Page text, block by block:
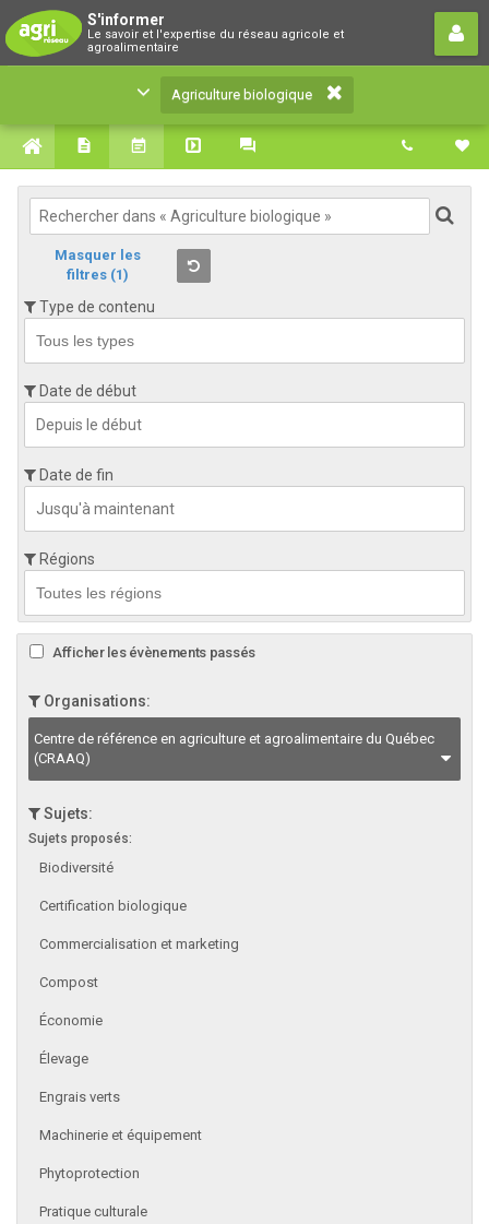
S'informer
Le savoir et l'expertise du réseau agricole et
agroalimentaire
Agriculture biologique
Le savoir et l'expertise du réseau agricole et
agroalimentaire
Agriculture biologique
Masquer les
filtres (1)
Type de contenu
Date de début
Date de fin
Régions
Afficher les évènements passés
Organisations:
Centre de référence en agriculture et agroalimentaire du Québec
(CRAAQ)
Sujets:
Sujets proposés:
Biodiversité
Certification biologique
Commercialisation et marketing
Compost
Économie
Élevage
Engrais verts
Machinerie et équipement
Phytoprotection
Pratique culturale